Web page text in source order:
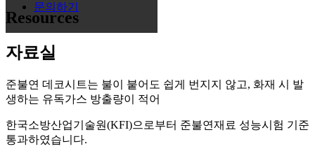
문의하기
Resources
자료실
준불연 데코시트는 불이 붙어도 쉽게 번지지 않고, 화재 시 발
생하는 유독가스 방출량이 적어
한국소방산업기술원(KFI)으로부터 준불연재료 성능시험 기준
통과하였습니다.